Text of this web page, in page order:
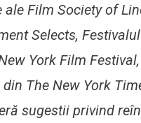
Film Society of
Selects,
York Film
The New York
sugestii privind